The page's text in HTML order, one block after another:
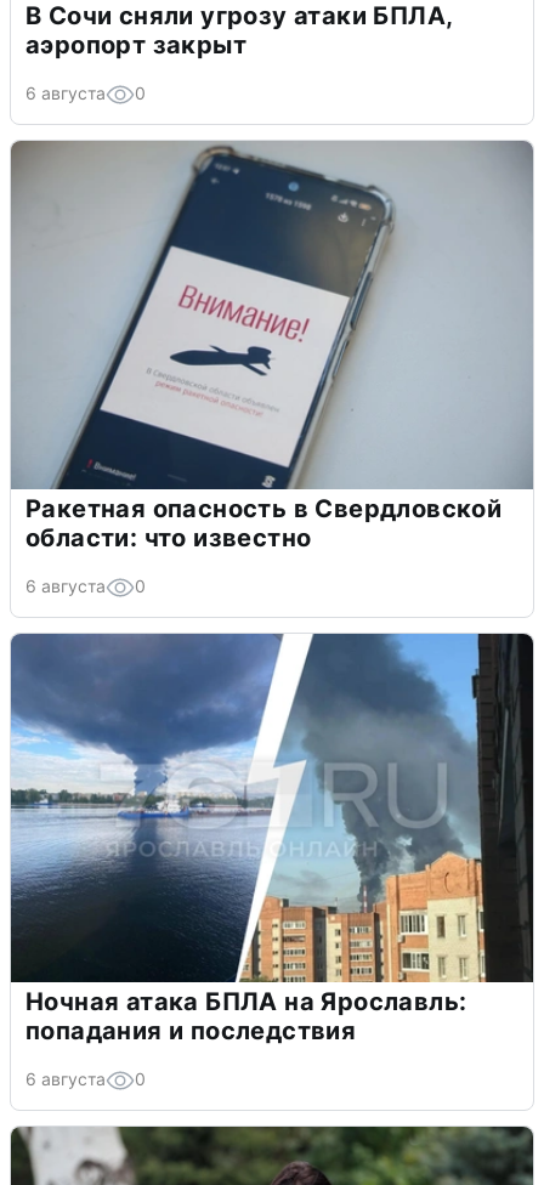
В Сочи сняли угрозу атаки БПЛА,
аэропорт закрыт
6 августа 0
Ракетная опасность в Свердловской
области: что известно
6 августа 0
Ночная атака БПЛА на Ярославль:
попадания и последствия
6 августа 0